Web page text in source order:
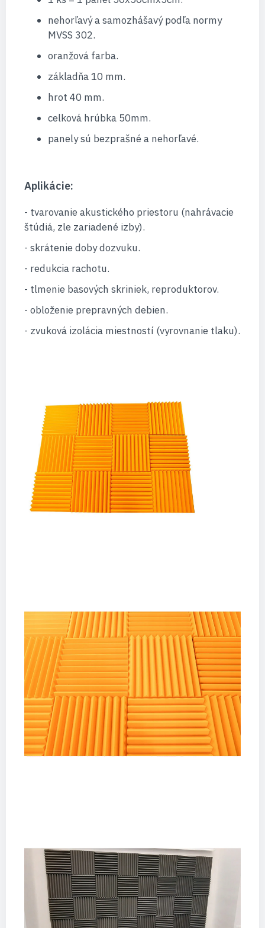
nehorľavý a samozhášavý podľa normy
MVSS 302.
oranžová farba.
základňa 10 mm.
hrot 40 mm.
celková hrúbka 50mm.
panely sú bezprašné a nehorľavé.
Aplikácie:
- tvarovanie akustického priestoru (nahrávacie
štúdiá, zle zariadené izby).
- skrátenie doby dozvuku.
- redukcia rachotu.
- tlmenie basových skriniek, reproduktorov.
- obloženie prepravných debien.
- zvuková izolácia miestností (vyrovnanie tlaku).